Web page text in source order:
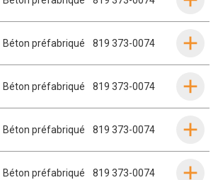
Béton préfabriqué 819 373-0074
Béton préfabriqué 819 373-0074
Béton préfabriqué 819 373-0074
Béton préfabriqué 819 373-0074